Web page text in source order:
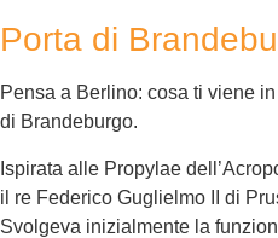
Porta di
Pensa a Berlino: cosa ti viene
di Brandeburgo.
Ispirata alle Propylae
il re Federico Guglielmo II di
Svolgeva inizialmente la